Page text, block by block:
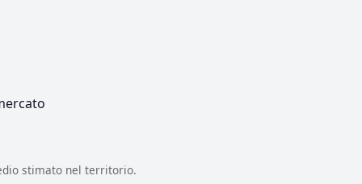
stimato nel territorio.